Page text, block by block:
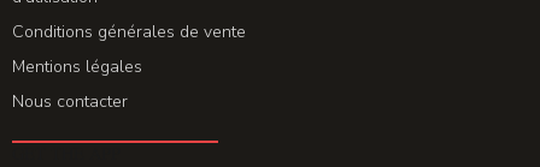
Conditions générales de vente
Mentions légales
Nous contacter